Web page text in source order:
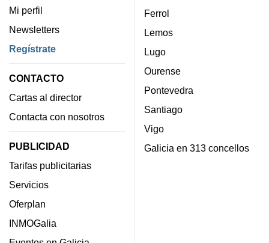
Mi perfil
Newsletters
Regístrate
CONTACTO
Cartas al director
Contacta con nosotros
PUBLICIDAD
Tarifas publicitarias
Servicios
Oferplan
INMOGalia
Ferrol
Lemos
Lugo
Ourense
Pontevedra
Santiago
Vigo
Galicia en 313 concellos